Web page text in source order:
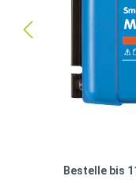
Bestelle bis